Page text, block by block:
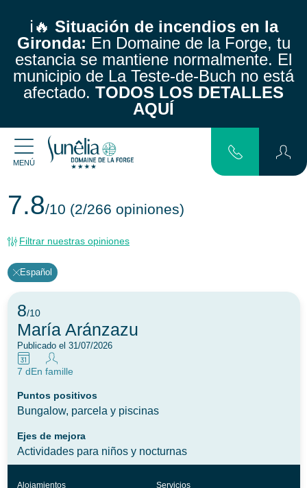
ℹ️🔥 Situación de incendios en la
Gironda: En Domaine de la Forge, tu
estancia se mantiene normalmente. El
municipio de La Teste-de-Buch no está
afectado. TODOS LOS DETALLES
AQUÍ
MENÚ
7.8/10 (2/266 opiniones)
Filtrar nuestras opiniones
Español
8/10
María Aránzazu
Publicado el 31/07/2026
7 dEn famille
Puntos positivos
Bungalow, parcela y piscinas
Ejes de mejora
Actividades para niños y nocturnas
Alojamientos Servicios